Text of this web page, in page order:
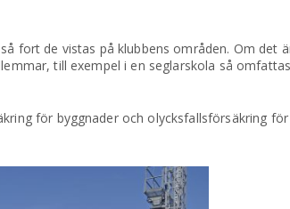
fort de vistas på klubbens områden. Om det
till exempel i en seglarskola så
för byggnader och olycksfallsförsäkring